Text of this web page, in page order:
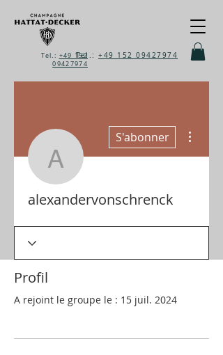
Tel.: +49 152 09427974
Tel.: +49 152
09427974
S'abonner
alexandervonschrenck
Profil
A rejoint le groupe le : 15 juil. 2024